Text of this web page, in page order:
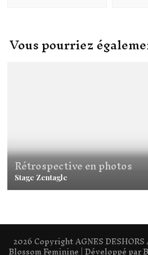
Vous pourriez
Rétrospective en photos
Stage Zentagle
2026 CopyrightAGNES
Blossom Feminine | Développé par